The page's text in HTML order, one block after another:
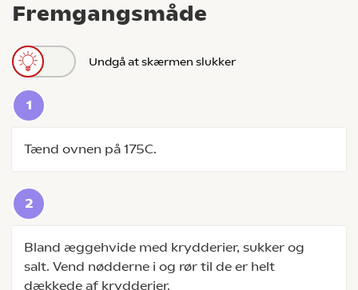
Fremgangsmåde
Undgå at skærmen slukker
Tænd ovnen på 175C.
Bland æggehvide med krydderier, sukker og
salt. Vend nødderne i og rør til de er helt
dækkede af krydderier.